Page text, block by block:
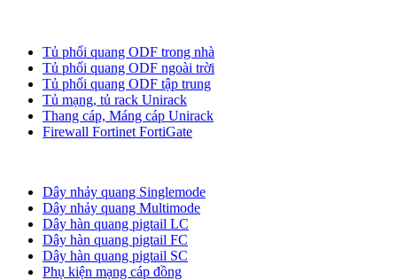
Tủ phối quang ODF trong nhà
Tủ phối quang ODF ngoài trời
Tủ phối quang ODF tập trung
Tủ mạng, tủ rack Unirack
Thang cáp, Máng cáp Unirack
Firewall Fortinet FortiGate
Dây nhảy quang Singlemode
Dây nhảy quang Multimode
Dây hàn quang pigtail LC
Dây hàn quang pigtail FC
Dây hàn quang pigtail SC
Phụ kiện mạng cáp đồng